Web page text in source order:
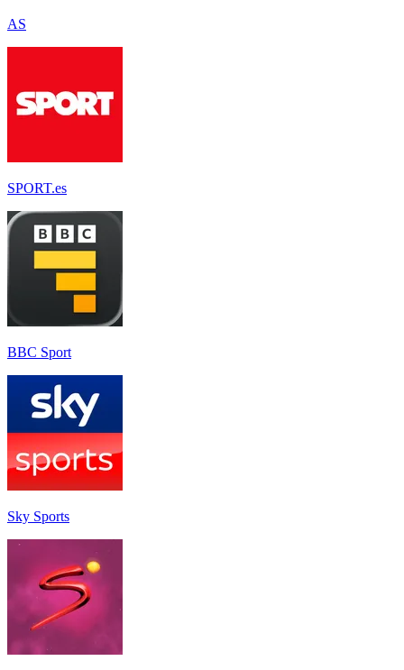
AS
SPORT.es
BBC Sport
Sky Sports